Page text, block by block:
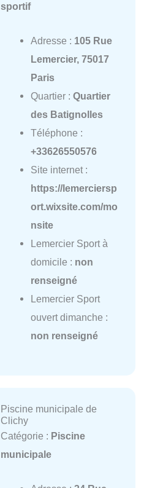
sportif
Adresse : 105 Rue
Lemercier, 75017
Paris
Quartier : Quartier
des Batignolles
Téléphone :
+33626550576
Site internet :
https://lemerciersp
ort.wixsite.com/mo
nsite
Lemercier Sport à
domicile : non
renseigné
Lemercier Sport
ouvert dimanche :
non renseigné
Piscine municipale de
Clichy
Catégorie : Piscine
municipale